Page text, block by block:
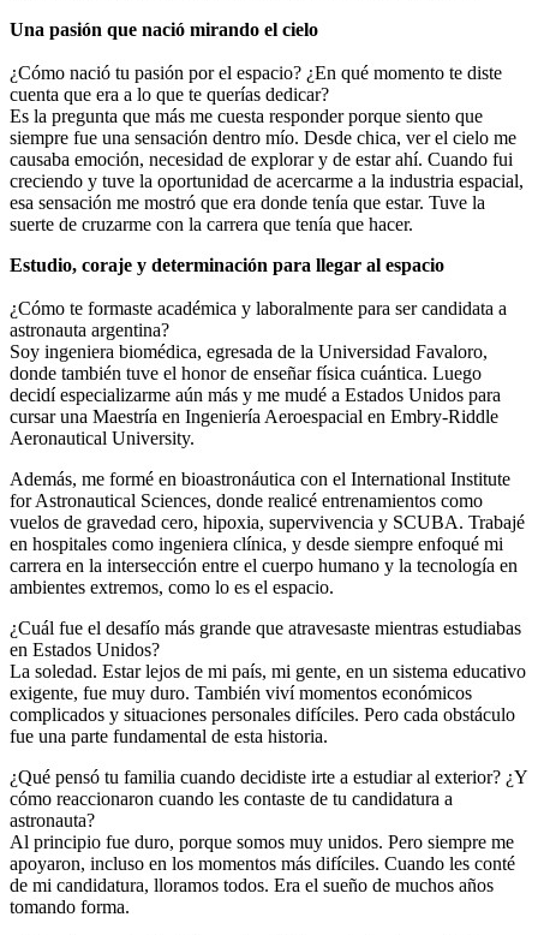
Una pasión que nació mirando el cielo
¿Cómo nació tu pasión por el espacio? ¿En qué momento te diste
cuenta que era a lo que te querías dedicar?
Es la pregunta que más me cuesta responder porque siento que
siempre fue una sensación dentro mío. Desde chica, ver el cielo me
causaba emoción, necesidad de explorar y de estar ahí. Cuando fui
creciendo y tuve la oportunidad de acercarme a la industria espacial,
esa sensación me mostró que era donde tenía que estar. Tuve la
suerte de cruzarme con la carrera que tenía que hacer.
Estudio, coraje y determinación para llegar al espacio
¿Cómo te formaste académica y laboralmente para ser candidata a
astronauta argentina?
Soy ingeniera biomédica, egresada de la Universidad Favaloro,
donde también tuve el honor de enseñar física cuántica. Luego
decidí especializarme aún más y me mudé a Estados Unidos para
cursar una Maestría en Ingeniería Aeroespacial en Embry-Riddle
Aeronautical University.
Además, me formé en bioastronáutica con el International Institute
for Astronautical Sciences, donde realicé entrenamientos como
vuelos de gravedad cero, hipoxia, supervivencia y SCUBA. Trabajé
en hospitales como ingeniera clínica, y desde siempre enfoqué mi
carrera en la intersección entre el cuerpo humano y la tecnología en
ambientes extremos, como lo es el espacio.
¿Cuál fue el desafío más grande que atravesaste mientras estudiabas
en Estados Unidos?
La soledad. Estar lejos de mi país, mi gente, en un sistema educativo
exigente, fue muy duro. También viví momentos económicos
complicados y situaciones personales difíciles. Pero cada obstáculo
fue una parte fundamental de esta historia.
¿Qué pensó tu familia cuando decidiste irte a estudiar al exterior? ¿Y
cómo reaccionaron cuando les contaste de tu candidatura a
astronauta?
Al principio fue duro, porque somos muy unidos. Pero siempre me
apoyaron, incluso en los momentos más difíciles. Cuando les conté
de mi candidatura, lloramos todos. Era el sueño de muchos años
tomando forma.